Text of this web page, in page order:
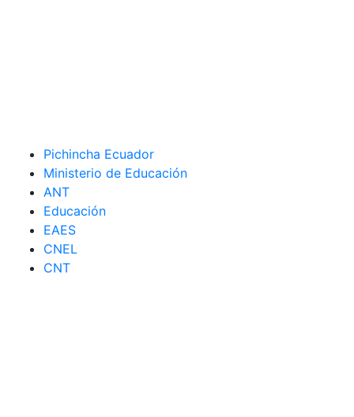
Pichincha Ecuador
Ministerio de Educación
ANT
Educación
EAES
CNEL
CNT